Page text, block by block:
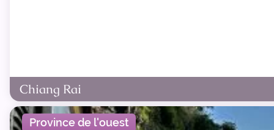
Chiang Rai
Province de l'ouest